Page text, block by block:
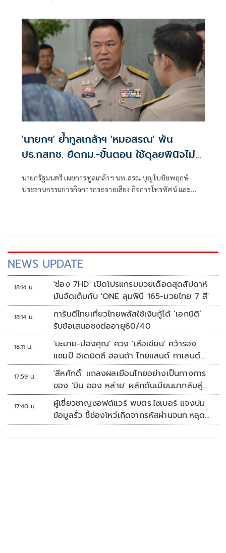
'นายกฯ' ย้ำทูลเกล้าฯ 'หมอสรณ' พ้น
ปธ.กสทช. ยึดกม.-ขั้นตอน ใช้ดุลยพินิจไม่
นายกรัฐมนตรี เผยการทูลเกล้าฯ นพ.สรณ บุญใบชัยพฤกษ์
ประธานกรรมการกิจการกระจายเสียง กิจการโทรทัศน์ และ
NEWS UPDATE
18:14 น.
'ช่อง 7HD' เปิดโปรแกรมมวยเดือดสุดสัปดาห์
มันจัดเต็มกับ 'ONE ลุมพินี 165-มวยไทย 7 สี'
18:14 น.
การันตีไทยเที่ยวไทยพลัสใช้เงินกู้ได้ ‘เอกนิติ’
รับข้อเสนอชงต่ออายุ60/40
18:11 น.
'มะมาย-ปองคุณ' ควง 'เสือเขียน' คว้ารอง
แชมป์ อิเดมิตสึ ฮอนด้า ไทยแลนด์ ทาเลนต์
คัพ สนาม 3
17:59 น.
'สีหศักดิ์' แถลงผลเยือนไทยอย่างเป็นทางการ
ของ 'มิน ออง หล่าย' ผลักดันเมียนมากลับสู่
อาเซียน
17:40 น.
ผู้เชี่ยวชาญซอฟต์แวร์ พบตร.ไซเบอร์ แจงปม
ข้อมูลรั่ว ชี้ช่องโหว่เกิดจากรหัสผ่านจนท.หลุด
ไม่ใช่ถูกแฮกระบบ